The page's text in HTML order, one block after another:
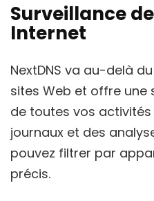
Surveillance
Internet
NextDNS va au-delà
sites Web et offre une
de toutes vos activités
journaux et des
pouvez filtrer par
précis.